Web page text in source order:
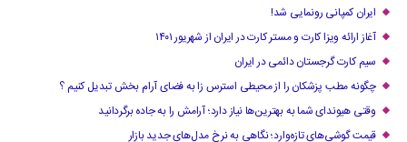
ایران کمپانی رونمایی شد!
آغاز ارائه ویزا کارت و مستر کارت در ایران از شهریور ۱۴۰۱
سیم کارت گرجستان دائمی در ایران
چگونه مطب پزشکان را از محیطی استرس زا به فضای آرام بخش تبدیل کنیم ؟
وقتی هیوندای شما به بهترین‌ها نیاز دارد؛ آرامش را به جاده برگردانید
قیمت گوشی‌های تازه‌وارد؛ نگاهی به نرخ مدل‌های جدید بازار